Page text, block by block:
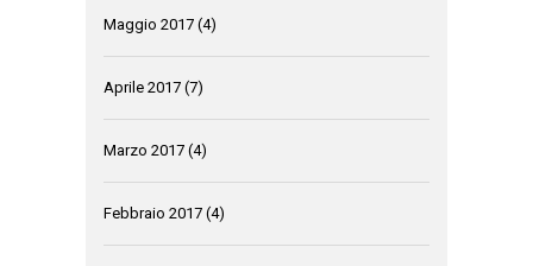
Maggio 2017 (4)
Aprile 2017 (7)
Marzo 2017 (4)
Febbraio 2017 (4)